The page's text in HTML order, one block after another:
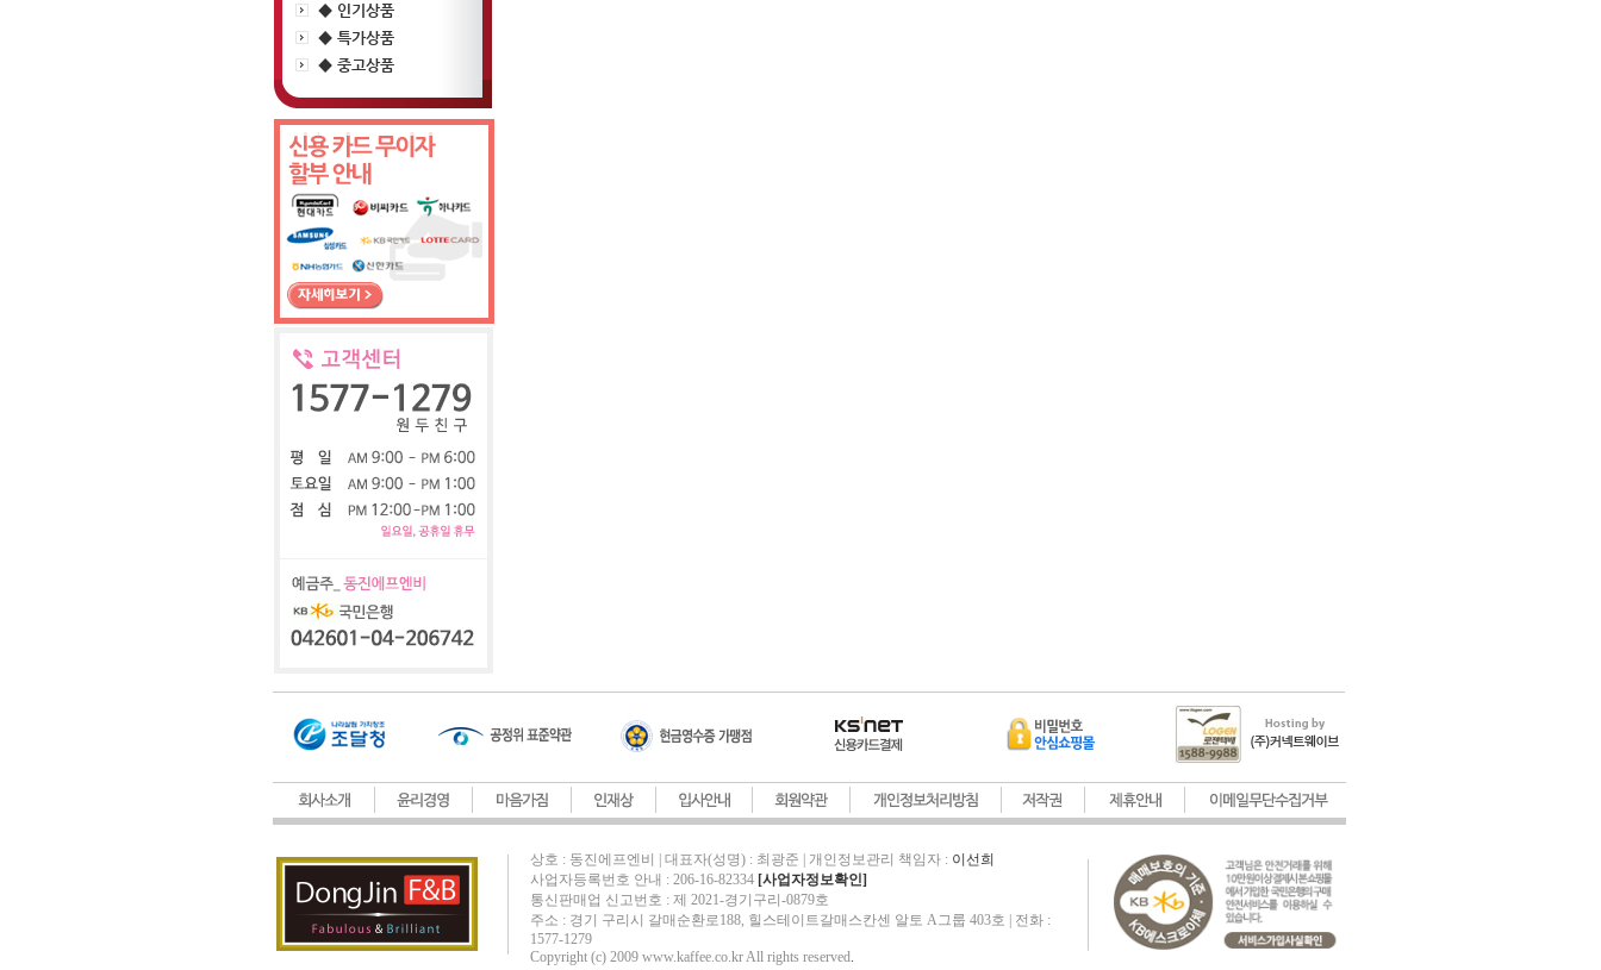
◆ 인기상품
◆ 특가상품
◆ 중고상품
상호 : 동진에프엔비 | 대표자(성명) : 최광준 | 개인정보관리 책임자 : 이선희
사업자등록번호 안내 : 206-16-82334 [사업자정보확인]
통신판매업 신고번호 : 제 2021-경기구리-0879호
주소 : 경기 구리시 갈매순환로188, 힐스테이트갈매스칸센 알토 A그룹 403호 | 전화 :
1577-1279
Copyright (c) 2009 www.kaffee.co.kr All rights reserved.